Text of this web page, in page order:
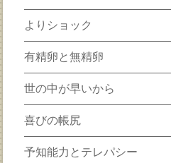
よりショック
有精卵と無精卵
世の中が早いから
喜びの帳尻
予知能力とテレパシー